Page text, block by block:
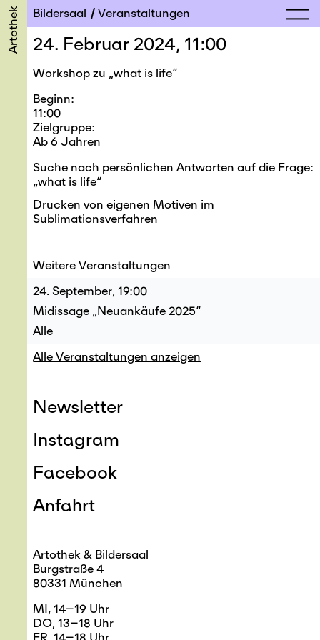
Artothek Bildersaal Veranstaltungen
24. Februar 2024, 11:00
Workshop zu „what is life“
Beginn
11:00
Zielgruppe
Ab 6 Jahren
Suche nach persönlichen Antworten auf die Frage:
„what is life“
Drucken von eigenen Motiven im
Sublimationsverfahren
Weitere Veranstaltungen
24. September, 19:00
Midissage „Neuankäufe 2025“
Alle
Alle Veranstaltungen anzeigen
Newsletter
Instagram
Facebook
Anfahrt
Artothek & Bildersaal
Burgstraße 4
80331 München
MI, 14–19 Uhr
DO, 13–18 Uhr
FR, 14–18 Uhr